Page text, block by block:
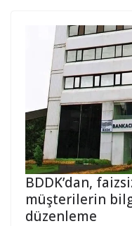
BDDK’dan,
müşterilerin
düzenleme